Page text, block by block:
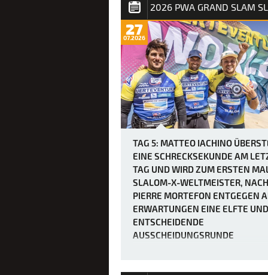
2026 PWA GRAND SLAM
27
07.2026
TAG 5: MATTEO IACHINO
EINE SCHRECKSEKUNDE AM
TAG UND WIRD ZUM ERSTEN
SLALOM-X-WELTMEISTER,
PIERRE MORTEFON ENTGEGEN
ERWARTUNGEN EINE ELFTE UND
ENTSCHEIDENDE
AUSSCHEIDUNGSRUNDE